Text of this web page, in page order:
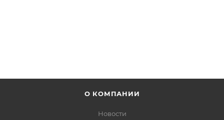
О КОМПАНИИ
Новости